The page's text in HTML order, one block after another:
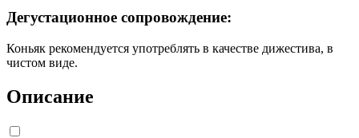
Дегустационное сопровождение:
Коньяк рекомендуется употреблять в качестве дижестива, в
чистом виде.
Описание